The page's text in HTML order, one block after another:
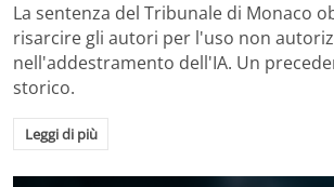
La sentenza del Tribunale di Monaco
risarcire gli autori per l'uso non
nell'addestramento dell'IA. Un
storico.
Leggi di più